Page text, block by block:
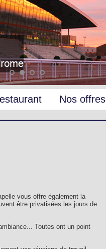
Nos offres
Loges
vous offre également la
être privatisées les jours de
Toutes ont un point